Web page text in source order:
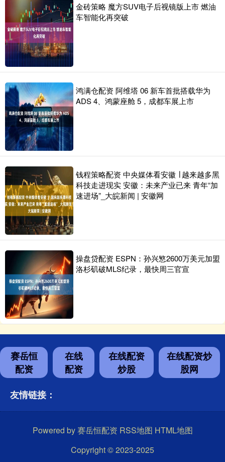
金砖策略 魔方SUV电子后视镜版上市 燃油
车智能化再突破
鸿满仓配资 阿维塔 06 新车首批搭载华为
ADS 4、鸿蒙座舱 5，成都车展上市
钱程策略配资 中央媒体看安徽 ∣ 越来越多黑
科技走进现实 安徽：未来产业已来 青年“加
速进场”_大皖新闻 | 安徽网
操盘贷配资 ESPN：孙兴慜2600万美元加盟
洛杉矶破MLS纪录，最快周三官宣
赛岳恒
配资
在线
配资
在线配资
炒股
在线配资炒
股网
友情链接：
Powered by赛岳恒配资 RSS地图 HTML地图
Copyright© 2023-2025